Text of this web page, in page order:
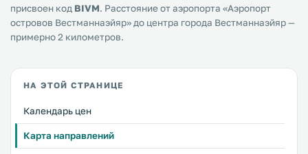
присвоен код BIVM. Расстояние от аэропорта «Аэропорт
островов Вестманнаэйяр» до центра города Вестманнаэйяр —
примерно 2 километров.
НА ЭТОЙ СТРАНИЦЕ
Календарь цен
Карта направлений